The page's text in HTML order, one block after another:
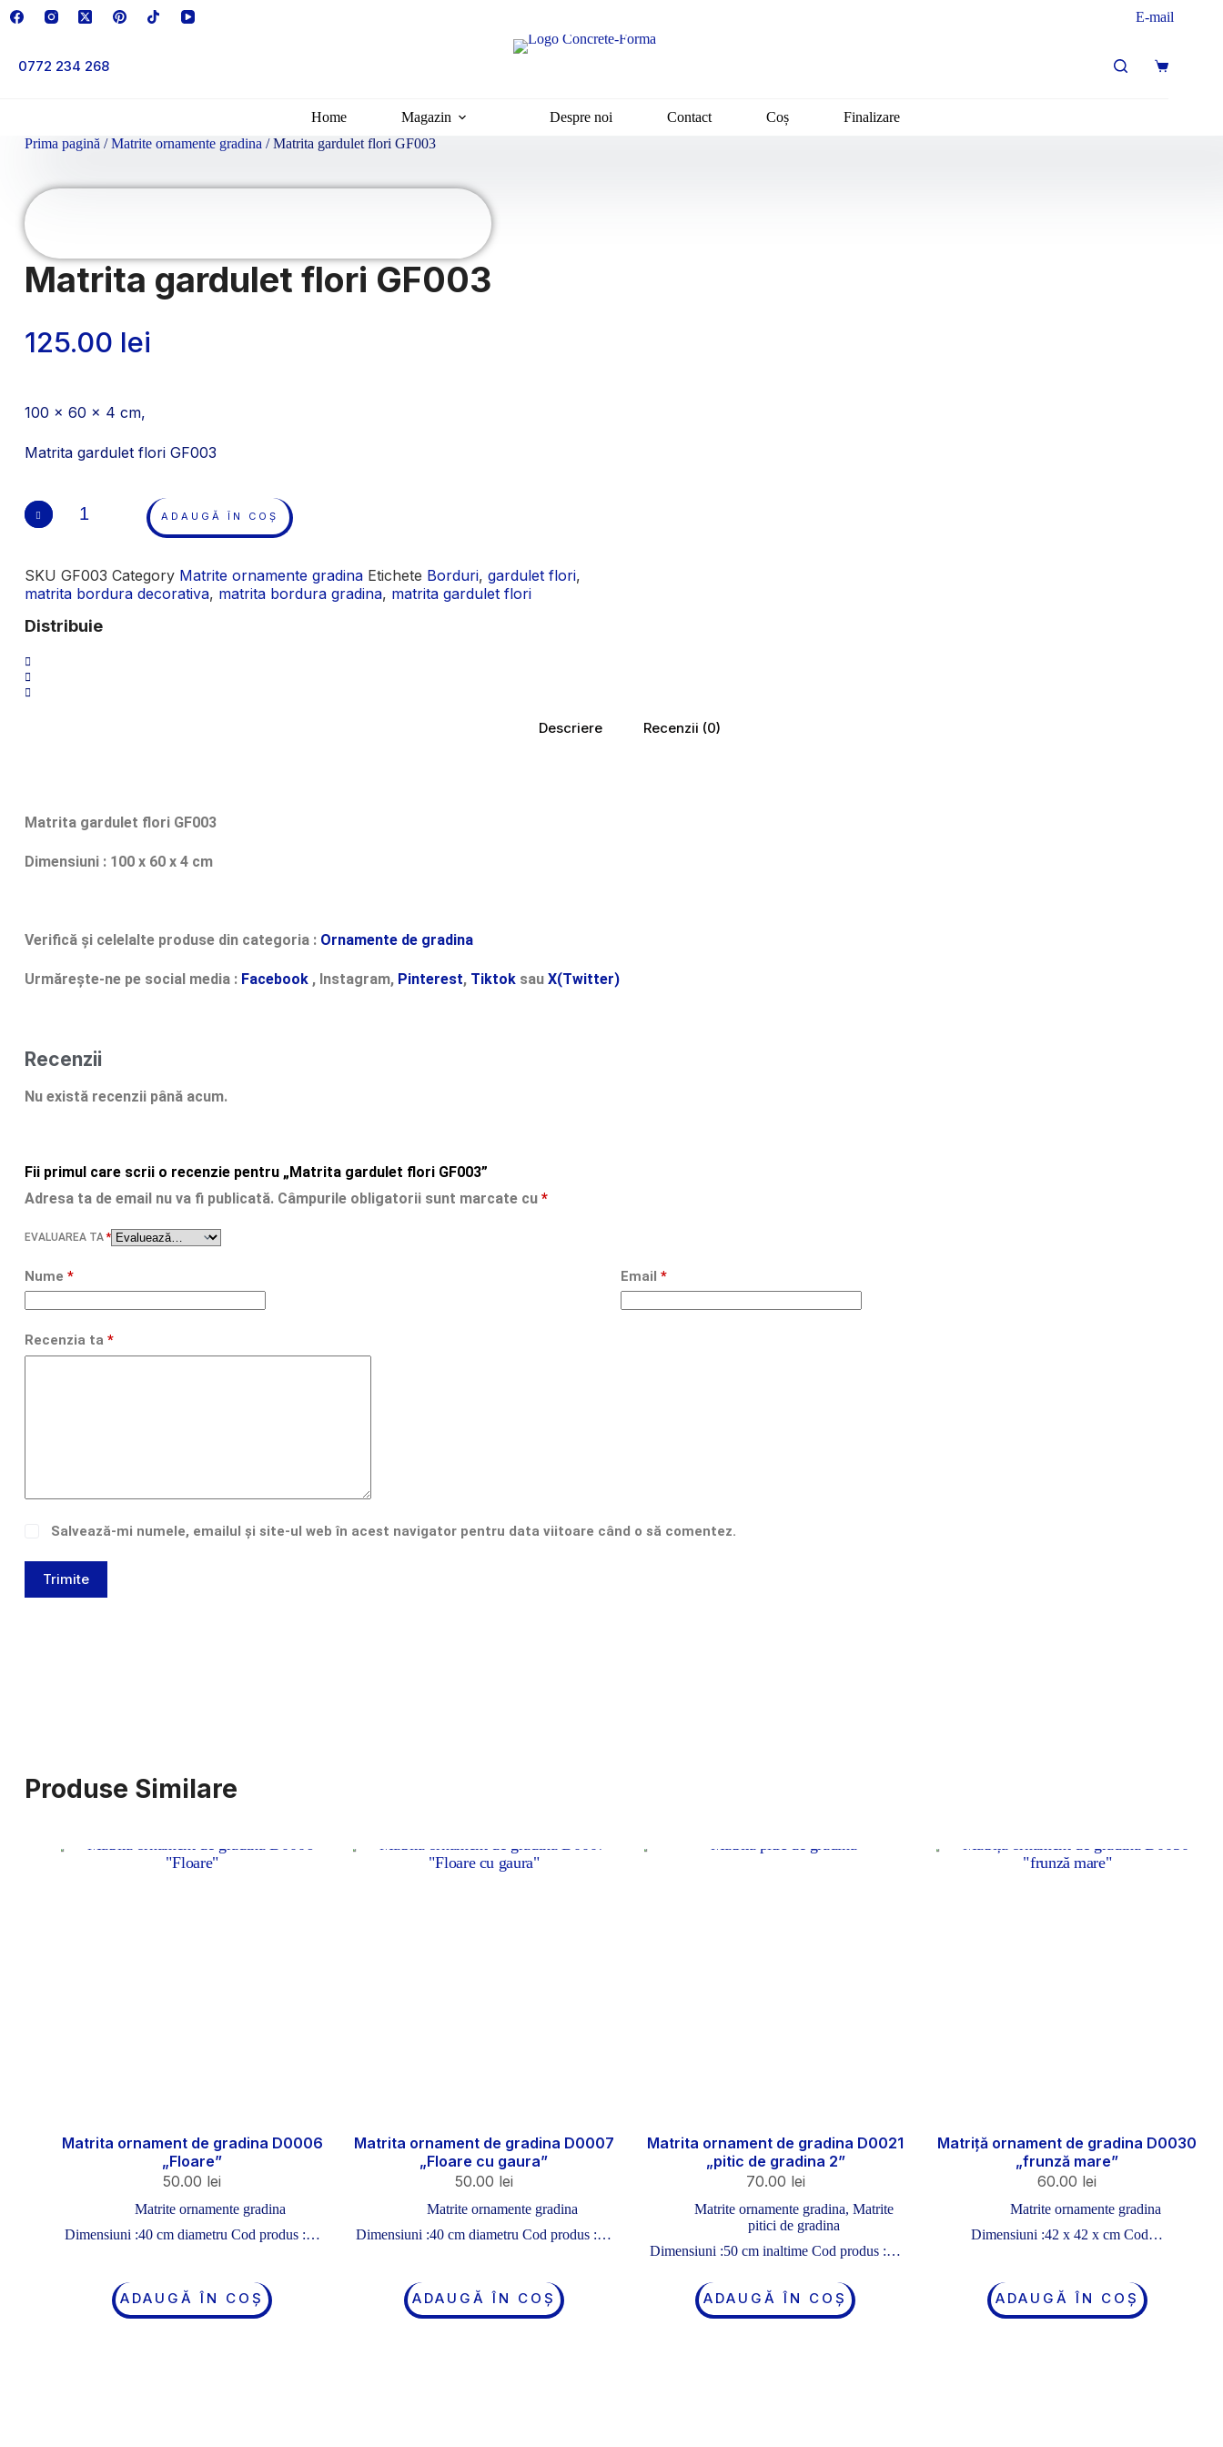
Sari
E-mail
0772 234 268
Coș
Home Magazin Despre noi Contact Coș
Finalizare
Prima pagină /Matrite ornamente gradina / Matrita gardulet flori GF003
Matrita gardulet flori GF003
125.00 lei
100 x 60 x 4 cm,
Matrita gardulet flori GF003
Matrita
gardulet
ADAUGĂ ÎN COȘ
SKU GF003 Category Matrite ornamente gradina Etichete Borduri, gardulet flori,
matrita bordura decorativa, matrita bordura gradina, matrita gardulet flori
Distribuie
Descriere Recenzii (0)
Matrita gardulet flori GF003
Dimensiuni : 100 x 60 x 4 cm
Verifică și celelalte produse din categoria : Ornamente de gradina
Urmărește-ne pe social media : Facebook , Instagram, Pinterest, Tiktok sau X(Twitter)
Recenzii
Nu există recenzii până acum.
Fii primul care scrii o recenzie pentru „Matrita gardulet flori GF003”
Adresa ta de email nu va fi publicată. Câmpurile obligatorii sunt marcate cu *
EVALUAREA TA*
Nume * Email *
Recenzia ta *
Salvează-mi numele, emailul și site-ul web în acest navigator pentru data viitoare când o să comentez.
Trimite
Produse Similare
Matrita ornament de gradina D0006
„Floare”
50.00 lei
Matrite ornamente gradina
Dimensiuni :40 cm diametru Cod produs :…
ADAUGĂ ÎN COȘ
Matrita ornament de gradina D0007
„Floare cu gaura”
50.00 lei
Matrite ornamente gradina
Dimensiuni :40 cm diametru Cod produs :…
ADAUGĂ ÎN COȘ
Matrita ornament de gradina D0021
„pitic de gradina 2”
70.00 lei
Matrite ornamente gradina, Matrite
pitici de gradina
Dimensiuni :50 cm inaltime Cod produs :…
ADAUGĂ ÎN COȘ
Matriță ornament de gradina D0030
„frunză mare”
60.00 lei
Matrite ornamente gradina
Dimensiuni :42 x 42 x cm Cod…
ADAUGĂ ÎN COȘ